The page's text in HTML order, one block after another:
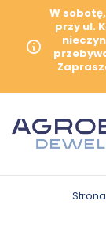
W
przy ul.